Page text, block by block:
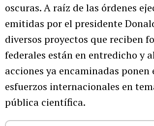
oscuras. A raíz de las órdenes
emitidas por el presidente
diversos proyectos que reciben
federales están en entredicho y
acciones ya encaminadas ponen
esfuerzos internacionales en
pública científica.